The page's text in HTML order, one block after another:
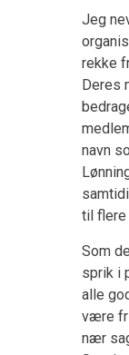
Jeg
rekke
Deres
navn
til flere
Som
sprik i
alle
være
nær